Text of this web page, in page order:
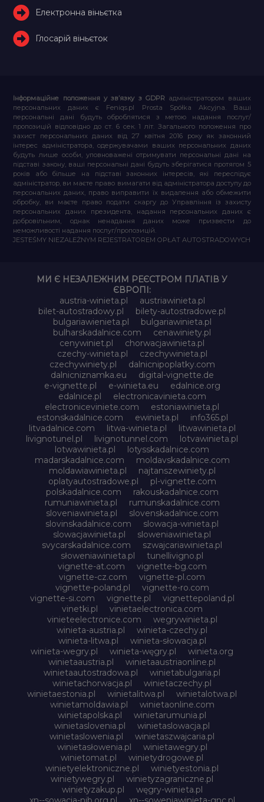
Електронна віньєтка
Глосарій віньєток
Інформаційне положення у зв’язку з GDPR адміністратором ваших
персональних даних є Feniqs.pl Prosta Spółka Akcyjna. Ваші
персональні дані будуть оброблятися з метою надання послуг/
пропозицій відповідно до ст. 6 сек. 1 літ. Загального положення про
захист персональних даних від 27 квітня 2016 року як законний
інтерес адміністратора, одержувачами ваших персональних даних
будуть лише особи, уповноважені отримувати персональні дані на
підставі закону, ваші персональні дані будуть зберігатися протягом 5
років або більше на підставі законних інтересів, які переслідує
адміністратор, ви маєте право вимагати від адміністратора доступу до
персональних даних, право виправити їх видалення або обмежити
обробку, ви маєте право подати скаргу до Управління із захисту
персональних даних президента, надання персональних даних є
добровільним, однак ненадання даних може призвести до
неможливості надання послуг/пропозицій.
JESTEŚMY NIEZALEŻNYM REJESTRATOREM OPŁAT AUTOSTRADOWYCH
МИ Є НЕЗАЛЕЖНИМ РЕЄСТРОМ ПЛАТІВ У
ЄВРОПІ:
austria-winieta.pl
austriawinieta.pl
bilet-autostradowy.pl
bilety-autostradowe.pl
bulgariawienieta.pl
bulgariawinieta.pl
bulharskadalnice.com
cenawiniety.pl
cenywiniet.pl
chorwacjawinieta.pl
czechy-winieta.pl
czechywinieta.pl
czechywiniety.pl
dalnicnipoplatky.com
dalnicniznamka.eu
digital-vignette.de
e-vignette.pl
e-winieta.eu
edalnice.org
edalnice.pl
electronicavinieta.com
electroniceviniete.com
estoniawinieta.pl
estonskadalnice.com
ewinieta.pl
info365.pl
litvadalnice.com
litwa-winieta.pl
litwawinieta.pl
livignotunel.pl
livignotunnel.com
lotvawinieta.pl
lotwawinieta.pl
lotysskadalnice.com
madarskadalnice.com
moldavskadalnice.com
moldawiawinieta.pl
najtanszewiniety.pl
oplatyautostradowe.pl
pl-vignette.com
polskadalnice.com
rakouskadalnice.com
rumuniawinieta.pl
rumunskadalnice.com
sloveniawinieta.pl
slovenskadalnice.com
slovinskadalnice.com
slowacja-winieta.pl
slowacjawinieta.pl
sloweniawinieta.pl
svycarskadalnice.com
szwajcariawinieta.pl
słoweniawinieta.pl
tunellivigno.pl
vignette-at.com
vignette-bg.com
vignette-cz.com
vignette-pl.com
vignette-poland.pl
vignette-ro.com
vignette-si.com
vignette.pl
vignettepoland.pl
vinetki.pl
vinietaelectronica.com
vinieteelectronice.com
wegrywinieta.pl
winieta-austria.pl
winieta-czechy.pl
winieta-litwa.pl
winieta-słowacja.pl
winieta-wegry.pl
winieta-węgry.pl
winieta.org
winietaaustria.pl
winietaaustriaonline.pl
winietaautostradowa.pl
winietabulgaria.pl
winietachorwacja.pl
winietaczechy.pl
winietaestonia.pl
winietalitwa.pl
winietalotwa.pl
winietamoldawia.pl
winietaonline.com
winietapolska.pl
winietarumunia.pl
winietaslovenia.pl
winietaslowacja.pl
winietaslowenia.pl
winietaszwajcaria.pl
winietasłowenia.pl
winietawegry.pl
winietomat.pl
winietydrogowe.pl
winietyelektroniczne.pl
winietyestonia.pl
winietywegry.pl
winietyzagraniczne.pl
winietyzakup.pl
węgry-winieta.pl